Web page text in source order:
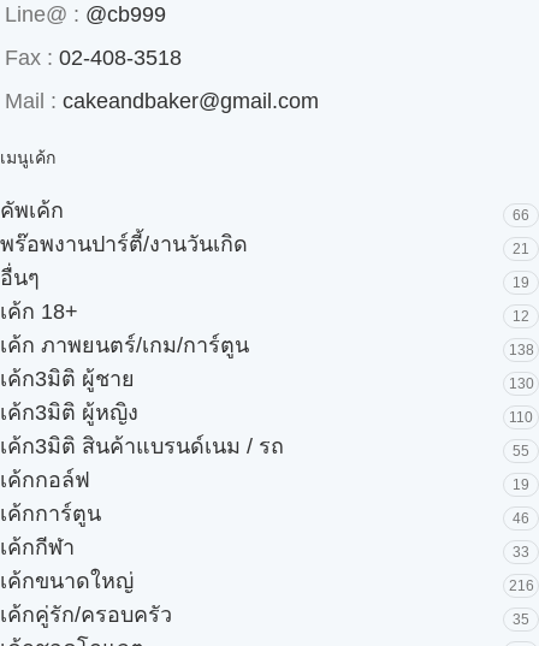
Line@ : @cb999
Fax : 02-408-3518
Mail : cakeandbaker@gmail.com
เมนูเค้ก
คัพเค้ก 66
พร๊อพงานปาร์ตี้/งานวันเกิด 21
อื่นๆ 19
เค้ก 18+ 12
เค้ก ภาพยนตร์/เกม/การ์ตูน 138
เค้ก3มิติ ผู้ชาย 130
เค้ก3มิติ ผู้หญิง 110
เค้ก3มิติ สินค้าแบรนด์เนม / รถ 55
เค้กกอล์ฟ 19
เค้กการ์ตูน 46
เค้กกีฬา 33
เค้กขนาดใหญ่ 216
เค้กคู่รัก/ครอบครัว 35